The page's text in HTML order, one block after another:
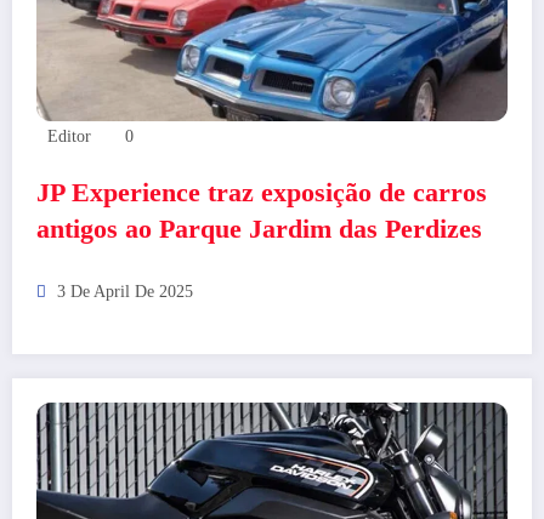
Editor 0
JP Experience traz exposição de carros
antigos ao Parque Jardim das Perdizes
3 De April De 2025